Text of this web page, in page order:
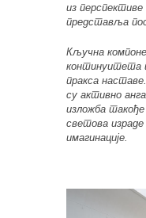
из
представља
Кључна
континуитета
пракса
су активно
изложба
светова
имагинације.